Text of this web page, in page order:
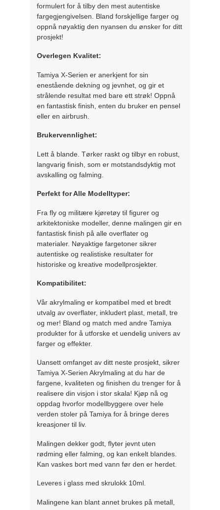
formulert for å tilby den mest autentiske
fargegjengivelsen. Bland forskjellige farger og
oppnå nøyaktig den nyansen du ønsker for ditt
prosjekt!
Overlegen Kvalitet:
Tamiya X-Serien er anerkjent for sin
enestående dekning og jevnhet, og gir et
strålende resultat med bare ett strøk! Oppnå
en fantastisk finish, enten du bruker en pensel
eller en airbrush.
Brukervennlighet:
Lett å blande. Tørker raskt og tilbyr en robust,
langvarig finish, som er motstandsdyktig mot
avskalling og falming.
Perfekt for Alle Modelltyper:
Fra fly og militære kjøretøy til figurer og
arkitektoniske modeller, denne malingen gir en
fantastisk finish på alle overflater og
materialer. Nøyaktige fargetoner sikrer
autentiske og realistiske resultater for
historiske og kreative modellprosjekter.
Kompatibilitet:
Vår akrylmaling er kompatibel med et bredt
utvalg av overflater, inkludert plast, metall, tre
og mer! Bland og match med andre Tamiya
produkter for å utforske et uendelig univers av
farger og effekter.
Uansett omfanget av ditt neste prosjekt, sikrer
Tamiya X-Serien Akrylmaling at du har de
fargene, kvaliteten og finishen du trenger for å
realisere din visjon i stor skala! Kjøp nå og
oppdag hvorfor modellbyggere over hele
verden stoler på Tamiya for å bringe deres
kreasjoner til liv.
Malingen dekker godt, flyter jevnt uten
rødming eller falming, og kan enkelt blandes.
Kan vaskes bort med vann før den er herdet.
Leveres i glass med skrulokk 10ml.
Malingene kan blant annet brukes på metall,